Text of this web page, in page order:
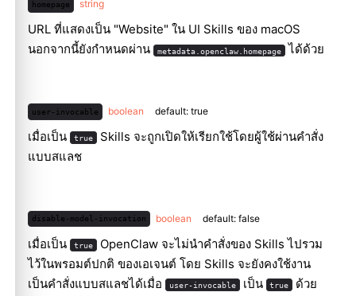
homepage string
URL ที่แสดงเป็น "Website" ใน UI Skills ของ macOS
นอกจากนี้ยังกำหนดผ่าน
metadata.openclaw.homepage ได้ด้วย
user-invocable boolean default: true
เมื่อเป็น true Skills จะถูกเปิดให้เรียกใช้โดยผู้ใช้ผ่านคำสั่ง
แบบสแลช
disable-model-invocation boolean default: false
เมื่อเป็น true OpenClaw จะไม่นำคำสั่งของ Skills ไปรวม
ไว้ในพรอมต์ปกติ ของเอเจนต์ โดย Skills จะยังคงใช้งาน
เป็นคำสั่งแบบสแลชได้เมื่อ
user-invocable เป็น true ด้วย